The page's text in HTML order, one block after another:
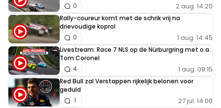
2 aug. 14:20
0
Rally-coureur komt met de schrik vrij na
drievoudige koprol
1 aug. 14:45
0
Livestream: Race 7 NLS op de Nürburgring met o.a.
Tom Coronel
1 aug. 09:15
4
Red Bull zal Verstappen rijkelijk belonen voor
geduld
27 jul. 14:00
1